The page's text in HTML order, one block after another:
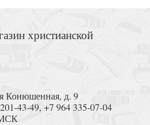
(Диагноз. Покет)
христианской
Конюшенная, д. 9
43-49, +7 964 335-07-04